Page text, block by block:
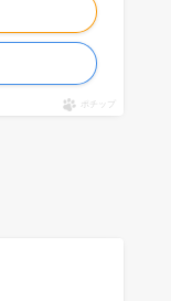
ポチップ